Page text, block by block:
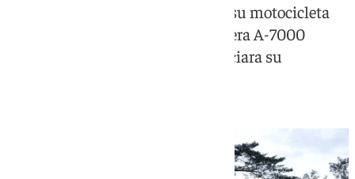
La víctima fue localizada junto a su motocicleta
en un desnivel cercano a la carretera A-7000
después de que su familia denunciara su